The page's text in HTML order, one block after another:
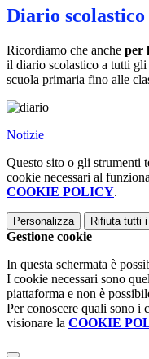
Diario
Ricordiamo che anche per
il diario scolastico a tutti gli
scuola primaria fino alle
Notizie
Questo sito o gli strumenti
cookie necessari al
COOKIE POLICY.
Personalizza Rifiuta tutti i
Gestione cookie
In questa schermata è
I cookie necessari sono
piattaforma e non è
Per conoscere quali sono i
visionare la COOKIE